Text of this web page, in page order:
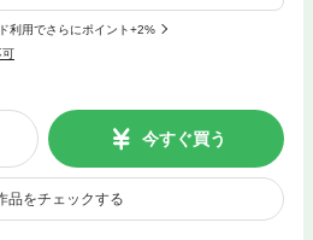
利用でさらにポイント+2%
可
今すぐ買う
品をチェックする